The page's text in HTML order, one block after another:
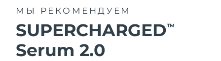
МЫ РЕКОМЕНДУЕМ
SUPERCHARGEDTM
Serum 2.0